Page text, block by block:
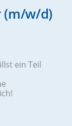
(m/w/d)
ein Teil